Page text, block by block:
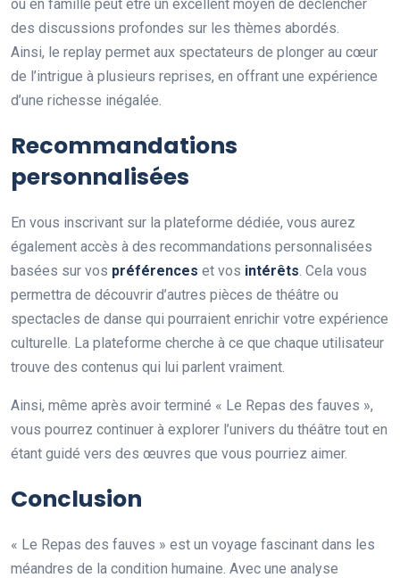
ou en famille peut être un excellent moyen de déclencher
des discussions profondes sur les thèmes abordés.
Ainsi, le replay permet aux spectateurs de plonger au cœur
de l’intrigue à plusieurs reprises, en offrant une expérience
d’une richesse inégalée.
Recommandations
personnalisées
En vous inscrivant sur la plateforme dédiée, vous aurez
également accès à des recommandations personnalisées
basées sur vos préférences et vos intérêts. Cela vous
permettra de découvrir d’autres pièces de théâtre ou
spectacles de danse qui pourraient enrichir votre expérience
culturelle. La plateforme cherche à ce que chaque utilisateur
trouve des contenus qui lui parlent vraiment.
Ainsi, même après avoir terminé « Le Repas des fauves »,
vous pourrez continuer à explorer l’univers du théâtre tout en
étant guidé vers des œuvres que vous pourriez aimer.
Conclusion
« Le Repas des fauves » est un voyage fascinant dans les
méandres de la condition humaine. Avec une analyse